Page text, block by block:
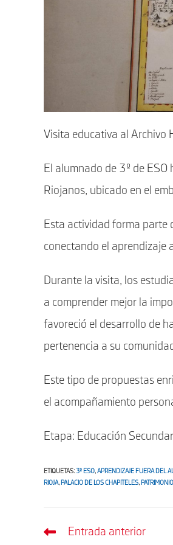
Visita educativa al Archivo
El alumnado de 3º de
Riojanos, ubicado en el
Esta actividad forma parte
conectando el aprendizaje
Durante la visita, los
a comprender mejor la
favoreció el desarrollo de
pertenencia a su
Este tipo de propuestas
el acompañamiento
Etapa: Educación
ETIQUETAS: 3º ESO, APRENDIZAJE FUERA DEL
RIOJA, PALACIO DE LOS CHAPITELES,
Leer
Entrada anterior